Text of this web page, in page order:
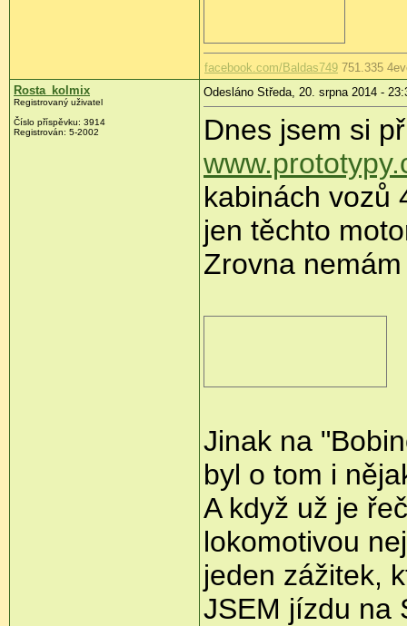
facebook.com/Baldas749 751.335
Rosta_kolmix
Registrovaný uživatel
Číslo příspěvku: 3914
Registrován: 5-2002
Odesláno Středa, 20. srpna 2014 -
Dnes jsem si
kabinách vozů
jen těchto
Zrovna
Jinak na
byl o tom i
A když už je
lokomotivou
jeden zážitek,
JSEM jízdu na